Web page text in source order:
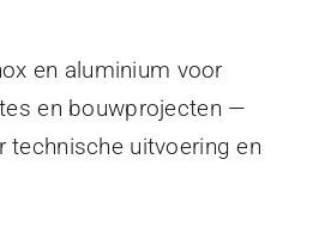
en aluminium voor
en bouwprojecten —
technische uitvoering en